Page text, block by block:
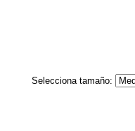
Selecciona tamaño: